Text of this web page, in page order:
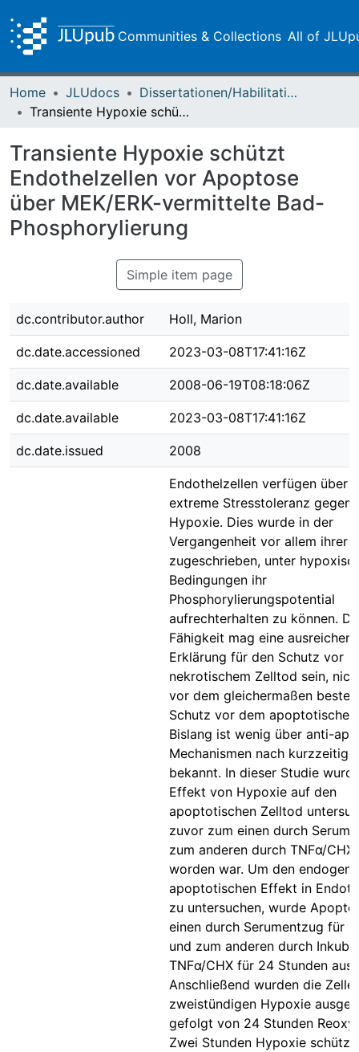
Communities & Collections All of
Home JLUdocs
Dissertationen/Habilitationen
Transiente Hypoxie schützt Endothelzellen vor Apoptose über MEK/ERK-vermittelte Bad-Phosphorylierung
Transiente Hypoxie schützt
Endothelzellen vor Apoptose
über MEK/ERK-vermittelte Bad-
Phosphorylierung
Simple item page
dc.contributor.author Holl, Marion
dc.date.accessioned 2023-03-08T17:41:16Z
dc.date.available 2008-06-19T08:18:06Z
dc.date.available 2023-03-08T17:41:16Z
dc.date.issued 2008
Endothelzellen verfügen über
extreme Stresstoleranz
Hypoxie. Dies wurde in der
Vergangenheit vor allem ihrer
zugeschrieben, unter
Bedingungen ihr
Phosphorylierungspotential
aufrechterhalten zu können.
Fähigkeit mag eine
Erklärung für den Schutz vor
nekrotischem Zelltod sein,
vor dem gleichermaßen
Schutz vor dem
Bislang ist wenig über anti-
Mechanismen nach
bekannt. In dieser Studie
Effekt von Hypoxie auf den
apoptotischen Zelltod
zuvor zum einen durch
zum anderen durch TNFα/
worden war. Um den
apoptotischen Effekt in
zu untersuchen, wurde
einen durch Serumentzug für
und zum anderen durch
TNFα/CHX für 24 Stunden
Anschließend wurden die
zweistündigen Hypoxie
gefolgt von 24 Stunden
Zwei Stunden Hypoxie